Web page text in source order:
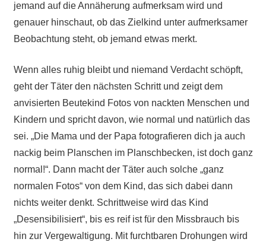
jemand auf die Annäherung aufmerksam wird und
genauer hinschaut, ob das Zielkind unter aufmerksamer
Beobachtung steht, ob jemand etwas merkt.
Wenn alles ruhig bleibt und niemand Verdacht schöpft,
geht der Täter den nächsten Schritt und zeigt dem
anvisierten Beutekind Fotos von nackten Menschen und
Kindern und spricht davon, wie normal und natürlich das
sei. „Die Mama und der Papa fotografieren dich ja auch
nackig beim Planschen im Planschbecken, ist doch ganz
normal!“. Dann macht der Täter auch solche „ganz
normalen Fotos“ von dem Kind, das sich dabei dann
nichts weiter denkt. Schrittweise wird das Kind
„Desensibilisiert“, bis es reif ist für den Missbrauch bis
hin zur Vergewaltigung. Mit furchtbaren Drohungen wird